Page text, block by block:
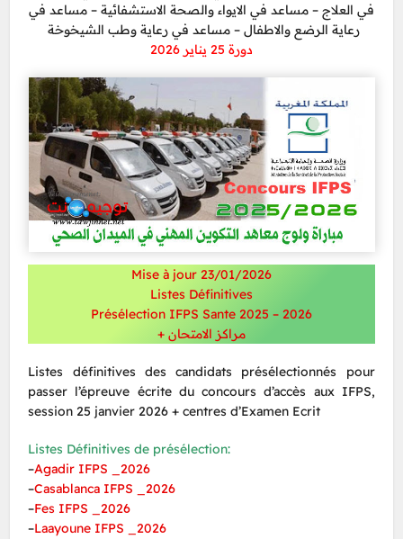
في العلاج – مساعد في الايواء والصحة الاستشفائية – مساعد في
رعاية الرضع والاطفال – مساعد في رعاية وطب الشيخوخة
دورة 25 يناير 2026
Mise à jour 23/01/2026
Listes Définitives
Présélection IFPS Sante 2025 – 2026
مراكز الامتحان +
Listes définitives des candidats présélectionnés pour
passer l’épreuve écrite du concours d’accès aux IFPS,
session 25 janvier 2026 + centres d’Examen Ecrit
Listes Définitives de présélection:
–Agadir IFPS _2026
–Casablanca IFPS _2026
–Fes IFPS _2026
–Laayoune IFPS _2026